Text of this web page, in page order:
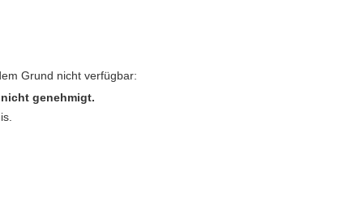
Grund nicht verfügbar:
genehmigt.